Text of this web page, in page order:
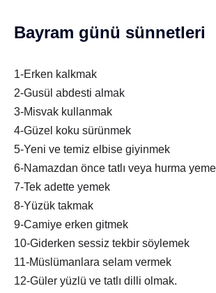
Bayram günü sünnetleri
1-Erken kalkmak
2-Gusül abdesti almak
3-Misvak kullanmak
4-Güzel koku sürünmek
5-Yeni ve temiz elbise giyinmek
6-Namazdan önce tatlı veya hurma
7-Tek adette yemek
8-Yüzük takmak
9-Camiye erken gitmek
10-Giderken sessiz tekbir söylemek
11-Müslümanlara selam vermek
12-Güler yüzlü ve tatlı dilli olmak.